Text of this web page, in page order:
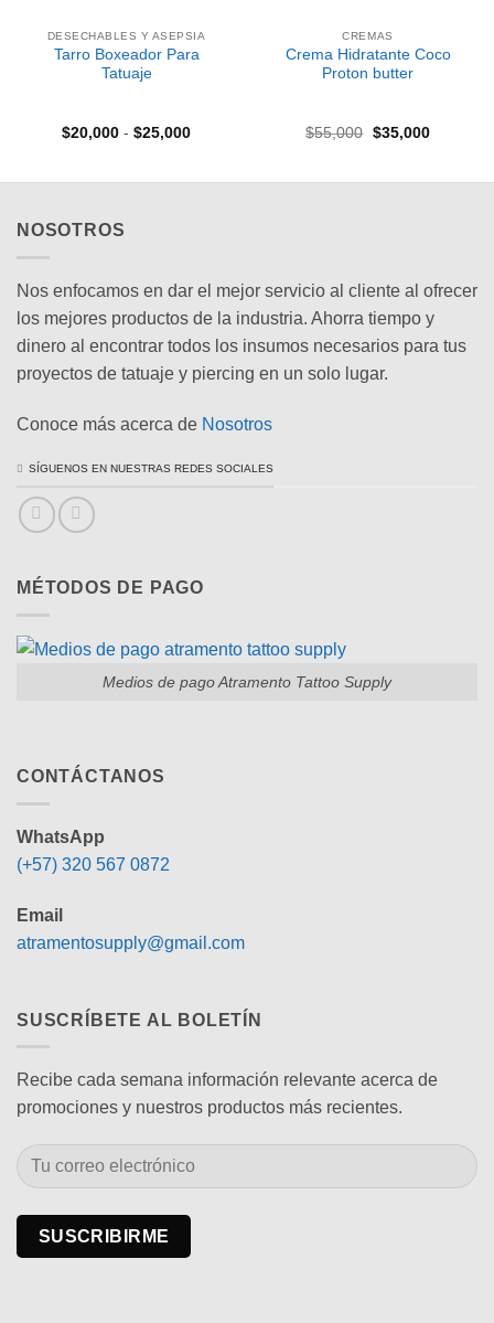
DESECHABLES Y ASEPSIA
Tarro Boxeador Para
Tatuaje
$20,000 - $25,000Rango
CREMAS
Crema Hidratante Coco
Proton butter
$55,000 El
precio
$35,000El
NOSOTROS
Nos enfocamos en dar el mejor servicio al cliente al ofrecer
los mejores productos de la industria. Ahorra tiempo y
dinero al encontrar todos los insumos necesarios para tus
proyectos de tatuaje y piercing en un solo lugar.
Conoce más acerca de Nosotros
SÍGUENOS EN NUESTRAS REDES SOCIALES
MÉTODOS DE PAGO
Medios de pago Atramento Tattoo Supply
CONTÁCTANOS
WhatsApp
(+57) 320 567 0872
Email
atramentosupply@gmail.com
SUSCRÍBETE AL BOLETÍN
Recibe cada semana información relevante acerca de
promociones y nuestros productos más recientes.